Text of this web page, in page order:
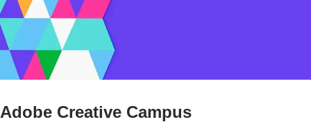
Adobe Creative Campus